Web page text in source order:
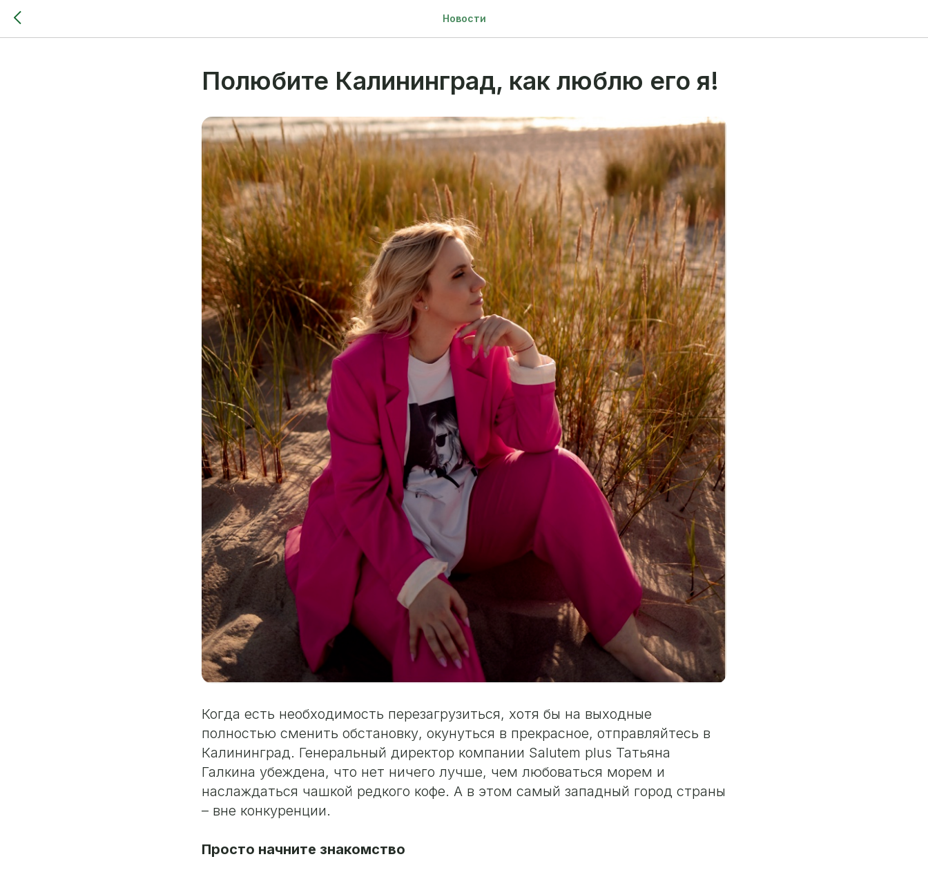
Новости
Полюбите Калининград, как люблю его я!
Когда есть необходимость перезагрузиться, хотя бы на выходные
полностью сменить обстановку, окунуться в прекрасное, отправляйтесь в
Калининград. Генеральный директор компании Salutem plus Татьяна
Галкина убеждена, что нет ничего лучше, чем любоваться морем и
наслаждаться чашкой редкого кофе. А в этом самый западный город страны
– вне конкуренции.
Просто начните знакомство